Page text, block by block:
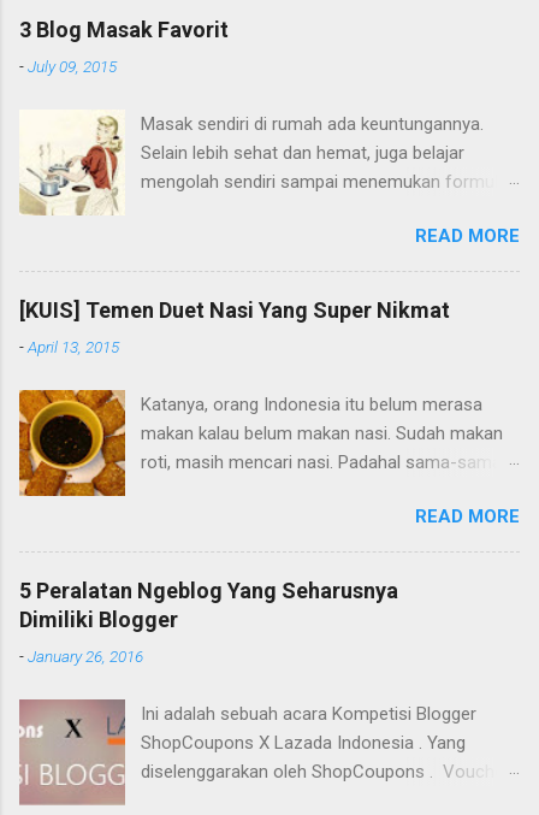
3 Blog Masak Favorit
-July 09, 2015
Masak sendiri di rumah ada keuntungannya.
Selain lebih sehat dan hemat, juga belajar
mengolah sendiri sampai menemukan formula
rumah orangtua di kampong, saya suka nyoba-
nyoba resep sendiri. Waktu SMA, saya pengen
nyoba bikin pudding kentang resep dari teman.
Saya minta uang sama ibu buat beli bahan-
colek-colek aja, rasanya sih enak. Tapi kalau
penampakannya mengerikan, ga ada yang mau
makan. Sejak itu, ga berani nyoba-nyoba masak
READ MORE
[KUIS] Temen Duet Nasi Yang Super Nikmat
-April 13, 2015
Katanya, orang Indonesia itu belum merasa
makan kalau belum makan nasi. Sudah makan
roti, masih mencari nasi. Padahal sama-sama
masyarakat kita di Indonesia. Nasi nikmat
disantap dengan masakan apapun, walaupun
cuma satu jenis lauk. Ini dia 3 teman duet nasi
yang nikmat dan khas Indonesia versi saya:
READ MORE
5 Peralatan Ngeblog Yang Seharusnya
Dimiliki Blogger
-January 26, 2016
Ini adalah sebuah acara Kompetisi Blogger
ShopCoupons X Lazada Indonesia . Yang
diselenggarakan oleh ShopCoupons . Voucher